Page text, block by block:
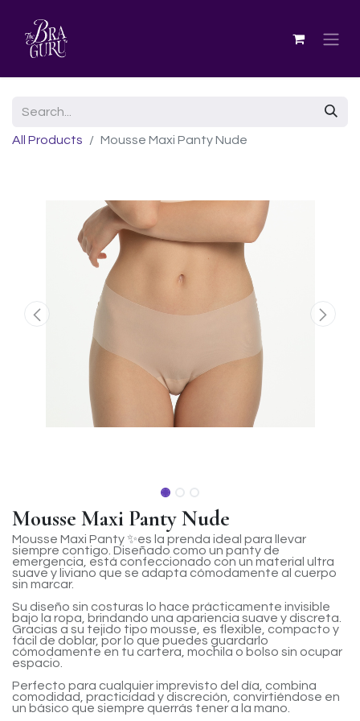
All Products Mousse Maxi Panty Nude
Mousse Maxi Panty Nude
Mousse Maxi Panty ✨es la prenda ideal para llevar
siempre contigo. Diseñado como un panty de
emergencia, está confeccionado con un material ultra
suave y liviano que se adapta cómodamente al cuerpo
sin marcar.
Su diseño sin costuras lo hace prácticamente invisible
bajo la ropa, brindando una apariencia suave y discreta.
Gracias a su tejido tipo mousse, es flexible, compacto y
fácil de doblar, por lo que puedes guardarlo
cómodamente en tu cartera, mochila o bolso sin ocupar
espacio.
Perfecto para cualquier imprevisto del día, combina
comodidad, practicidad y discreción, convirtiéndose en
un básico que siempre querrás tener a la mano.